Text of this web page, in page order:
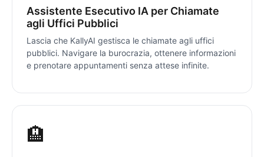
Assistente Esecutivo IA per Chiamate
agli Uffici Pubblici
Lascia che KallyAI gestisca le chiamate agli uffici
pubblici. Navigare la burocrazia, ottenere informazioni
e prenotare appuntamenti senza attese infinite.
🏨